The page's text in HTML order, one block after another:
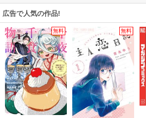
広告で人気の作品!
無料 無料